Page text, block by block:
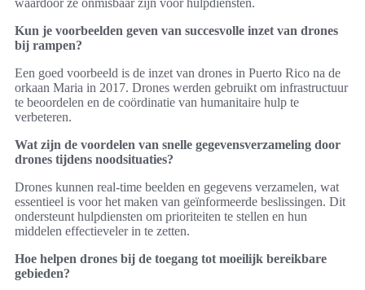
waardoor ze onmisbaar zijn voor hulpdiensten.
Kun je voorbeelden geven van succesvolle inzet van drones
bij rampen?
Een goed voorbeeld is de inzet van drones in Puerto Rico na de
orkaan Maria in 2017. Drones werden gebruikt om infrastructuur
te beoordelen en de coördinatie van humanitaire hulp te
verbeteren.
Wat zijn de voordelen van snelle gegevensverzameling door
drones tijdens noodsituaties?
Drones kunnen real-time beelden en gegevens verzamelen, wat
essentieel is voor het maken van geïnformeerde beslissingen. Dit
ondersteunt hulpdiensten om prioriteiten te stellen en hun
middelen effectieveler in te zetten.
Hoe helpen drones bij de toegang tot moeilijk bereikbare
gebieden?